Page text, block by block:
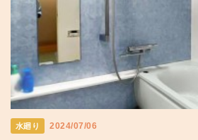
水廻り 2024/07/06